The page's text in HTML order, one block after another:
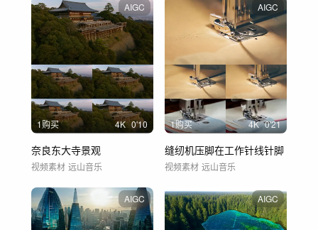
AIGC
1购买 4K 0'10
奈良东大寺景观
视频素材 远山音乐
AIGC
1购买 4K 0'21
缝纫机压脚在工作针线针脚
视频素材 远山音乐
AIGC AIGC